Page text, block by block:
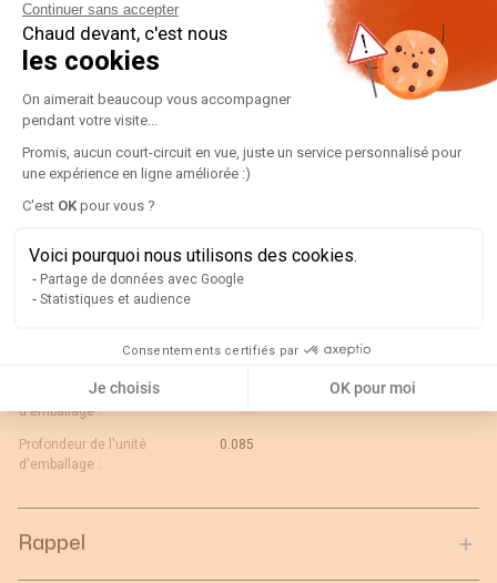
Continuer sans accepter
Chaud devant, c'est nous
les cookies
Plateforme de Gestion du
On aimerait beaucoup vous accompagner
pendant votre visite...
Promis, aucun court-circuit en vue, juste un service personnalisé pour
une expérience en ligne améliorée :)
C'est OK pour vous ?
Voici pourquoi nous utilisons des cookies.
Partage de données avec Google
Statistiques et audience
Consentements certifiés par
Je choisis OK pour moi
Calibre :
Gtin/ean :
Code douane :
Désignation : 192B1304-AMP D72A90-A 40A-5IN
Pays d'origine :
Unité de contenu :
Valeur échelle normale : N/A
Largeur de l'unité
d'emballage :
0.08
Poids brut de l'unité
d'emballage :
Profondeur de l'unité
d'emballage :
0.085
Rappel